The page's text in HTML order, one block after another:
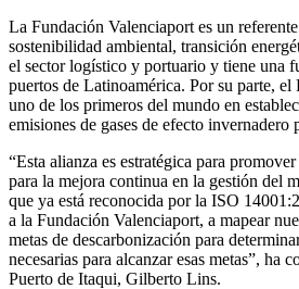
La Fundación Valenciaport es un
sostenibilidad ambiental, transición
el sector logístico y portuario y tiene una
puertos de Latinoamérica. Por su parte, el
uno de los primeros del mundo en
emisiones de gases de efecto invernadero
“Esta alianza es estratégica para
para la mejora continua en la gestión del
que ya está reconocida por la ISO
a la Fundación Valenciaport, a mapear
metas de descarbonización para
necesarias para alcanzar esas metas”, ha
Puerto de Itaqui, Gilberto Lins.